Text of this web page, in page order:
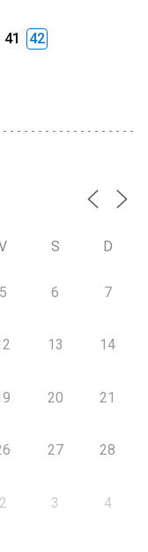
41 42
S D
5 6 7
13 14
20 21
27 28
2 3 4